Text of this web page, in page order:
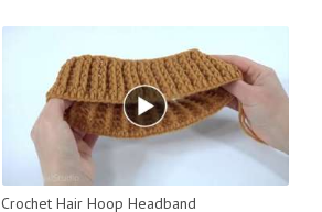
Crochet Hair Hoop Headband